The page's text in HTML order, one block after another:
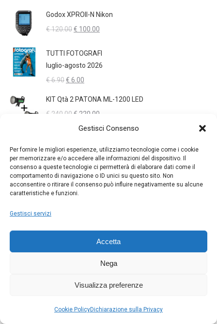
Gestisci Consenso
Per fornire le migliori esperienze, utilizziamo tecnologie come i cookie
per memorizzare e/o accedere alle informazioni del dispositivo. Il
consenso a queste tecnologie ci permetterà di elaborare dati come il
comportamento di navigazione o ID unici su questo sito. Non
acconsentire o ritirare il consenso può influire negativamente su alcune
caratteristiche e funzioni.
Gestisci servizi
Accetta
Nega
Visualizza preferenze
Cookie PolicyDichiarazione sulla Privacy
originale
era:
attuale
è:
Godox XPROII-N Nikon
€120.00Il
originale
era:
€ 120.00.
€ 100.00
attuale
è:
TUTTI FOTOGRAFI
luglio-agosto 2026
€6.90Il
originale
era:
€ 6.90.
€ 6.00
attuale
è:
€ 6.00.
KIT Qtà 2 PATONA ML-1200 LED
€ 240.00 Il
prezzo
era:
€ 240.00.
€ 220.00
prezzo
è:
€ 220.00.
€110.00Il
prezzo
originale
era:
€70.00Il
prezzo
attuale
è:
NIKON EH-8P
€ 55.00Il
€40.00
€ 40.00.
DJI Mic 3 (1 TX + 1 RX)
€190.00Il
originale
€150.00Il
prezzo
attuale
è:
SONY FE 400-800 mm F6.3-8 G OSS
Il
165.00 Il€125.00Il